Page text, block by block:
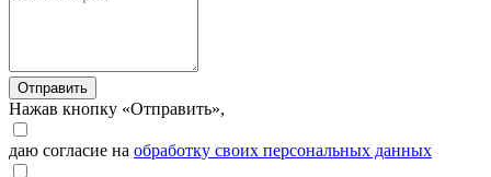
Отправить
Нажав кнопку «Отправить»,
даю согласие на обработку своих персональных данных